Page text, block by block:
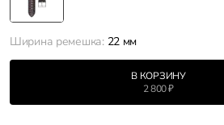
Ширина ремешка: 22 мм
В КОРЗИНУ
2 800 ₽